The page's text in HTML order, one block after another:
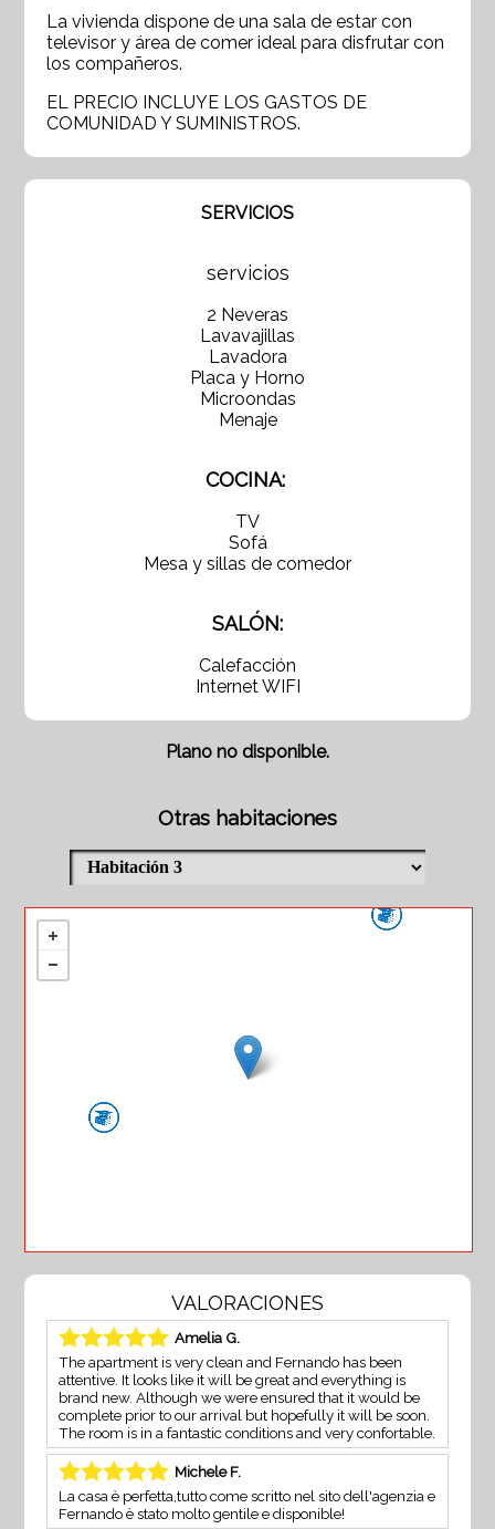
La vivienda dispone de una sala de estar con
televisor y área de comer ideal para disfrutar con
los compañeros.
EL PRECIO INCLUYE LOS GASTOS DE
COMUNIDAD Y SUMINISTROS.
SERVICIOS
servicios
2 Neveras
Lavavajillas
Lavadora
Placa y Horno
Microondas
Menaje
COCINA:
TV
Sofá
Mesa y sillas de comedor
SALÓN:
Calefacción
Internet WIFI
Plano no disponible.
Otras habitaciones
VALORACIONES
Amelia G.
The apartment is very clean and Fernando has been
attentive. It looks like it will be great and everything is
brand new. Although we were ensured that it would be
complete prior to our arrival but hopefully it will be soon.
The room is in a fantastic conditions and very confortable.
Michele F.
La casa è perfetta,tutto come scritto nel sito dell'agenzia e
Fernando è stato molto gentile e disponible!